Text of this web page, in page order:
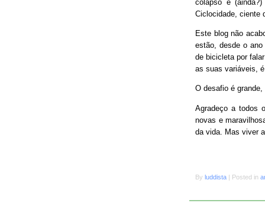
colapso e
Ciclocidade, ciente
Este blog não
estão, desde o ano
de bicicleta por
as suas variáveis,
O desafio é
Agradeço a todos
novas e
da vida. Mas viver
By luddista | Posted in